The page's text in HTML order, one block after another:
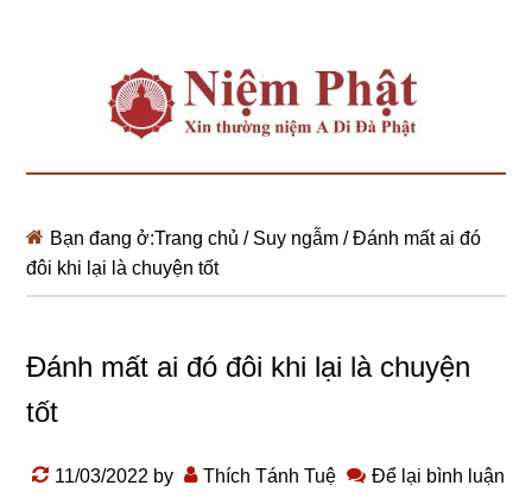
Bạn đang ở:Trang chủ / Suy ngẫm /Đánh mất ai đó
đôi khi lại là chuyện tốt
Đánh mất ai đó đôi khi lại là chuyện
tốt
11/03/2022 by Thích Tánh Tuệ Để lại bình luận